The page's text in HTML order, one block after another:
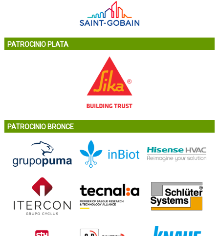
PATROCINIO PLATA
PATROCINIO BRONCE